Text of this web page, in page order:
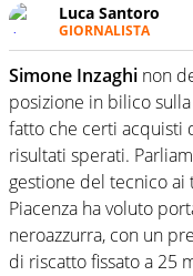
Luca Santoro
GIORNALISTA
Esperto di
di tutto ciò che
meglio di sé
quattro ruote
Simone Inzaghi non
posizione in bilico
fatto che certi acquisti
risultati sperati.
gestione del tecnico ai
Piacenza ha voluto
neroazzurra, con un
di riscatto fissato a 25